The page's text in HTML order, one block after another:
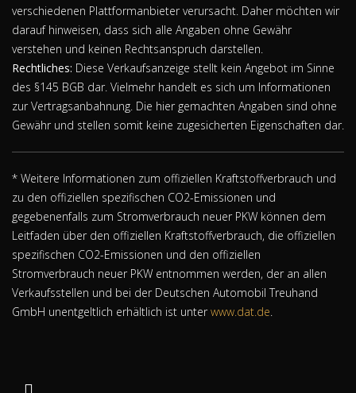
verschiedenen Plattformanbieter verursacht. Daher möchten wir
darauf hinweisen, dass sich alle Angaben ohne Gewähr
verstehen und keinen Rechtsanspruch darstellen.
Rechtliches: Diese Verkaufsanzeige stellt kein Angebot im Sinne
des §145 BGB dar. Vielmehr handelt es sich um Informationen
zur Vertragsanbahnung. Die hier gemachten Angaben sind ohne
Gewähr und stellen somit keine zugesicherten Eigenschaften dar.
* Weitere Informationen zum offiziellen Kraftstoffverbrauch und
zu den offiziellen spezifischen CO2-Emissionen und
gegebenenfalls zum Stromverbrauch neuer PKW können dem
Leitfaden über den offiziellen Kraftstoffverbrauch, die offiziellen
spezifischen CO2-Emissionen und den offiziellen
Stromverbrauch neuer PKW entnommen werden, der an allen
Verkaufsstellen und bei der Deutschen Automobil Treuhand
GmbH unentgeltlich erhältlich ist unter www.dat.de